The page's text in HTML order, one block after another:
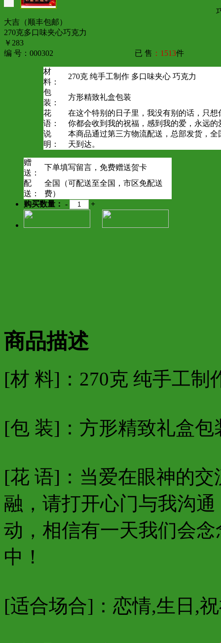
大吉（顺丰包邮）
270克多口味夹心巧克力
￥283
编 号：000302
已 售 ：1513件
材
料：
270克 纯手工制作 多口味夹心 巧克力
包
装：
方形精致礼盒包装
花
语：
在这个特别的日子里，我没有别的话，只想
你都会收到我的祝福，感到我的爱，永远的
说
明：
本商品通过第三方物流配送，总部发货，全
天到达。
赠
送：
下单填写留言，免费赠送贺卡
配
送：
全国（可配送至全国，市区免配送
费）
购买数量： - +
商品描述
[材 料]：270克 纯手工制
[包 装]：方形精致礼盒包
[花 语]：当爱在眼神的
融，请打开心门与我沟
动，相信有一天我们会
中！
[适合场合]：恋情,生日,